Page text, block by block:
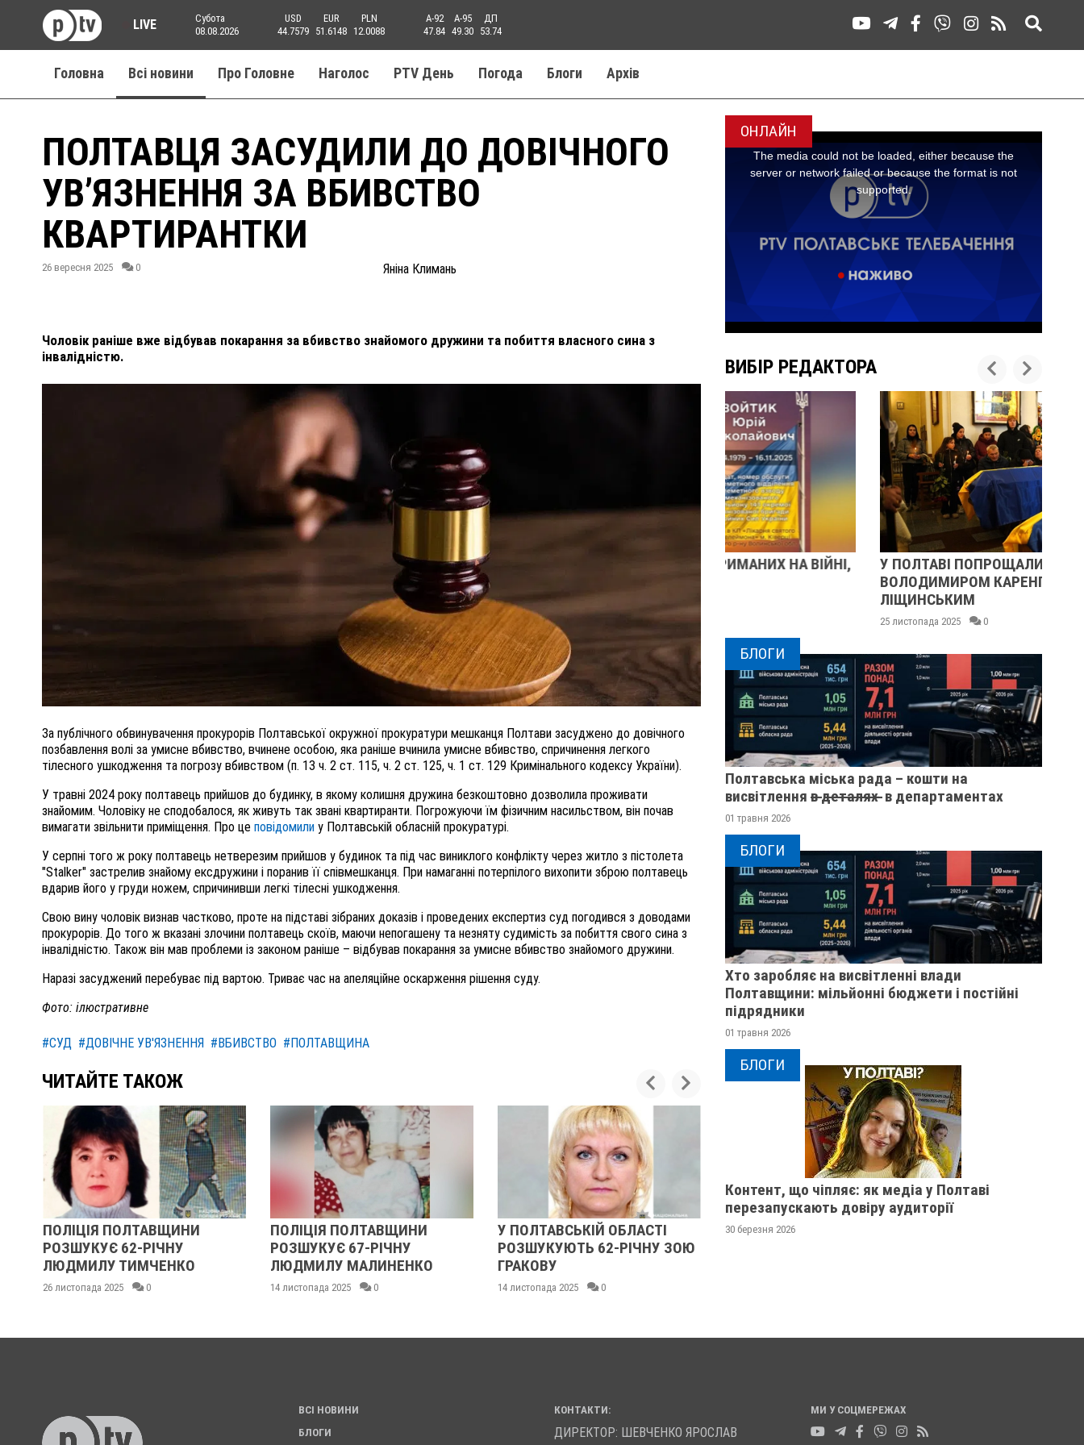
LIVE
Субота
08.08.2026
USD
44.7579
EUR
51.6148
PLN
12.0088
A-92
47.84
A-95
49.30
ДП
53.74
Головна Всі новини Про Головне Наголос PTV День Погода Блоги Aрхів
ПОЛТАВЦЯ ЗАСУДИЛИ ДО ДОВІЧНОГО
УВ’ЯЗНЕННЯ ЗА ВБИВСТВО
КВАРТИРАНТКИ
26 вересня 2025 0 Яніна Климань
Чоловік раніше вже відбував покарання за вбивство знайомого дружини та побиття власного сина з
інвалідністю.
За публічного обвинувачення прокурорів Полтавської окружної прокуратури мешканця Полтави засуджено до довічного
позбавлення волі за умисне вбивство, вчинене особою, яка раніше вчинила умисне вбивство, спричинення легкого
тілесного ушкодження та погрозу вбивством (п. 13 ч. 2 ст. 115, ч. 2 ст. 125, ч. 1 ст. 129 Кримінального кодексу України).
У травні 2024 року полтавець прийшов до будинку, в якому колишня дружина безкоштовно дозволила проживати
знайомим. Чоловіку не сподобалося, як живуть так звані квартиранти. Погрожуючи їм фізичним насильством, він почав
вимагати звільнити приміщення. Про це повідомили у Полтавській обласній прокуратурі.
У серпні того ж року полтавець нетверезим прийшов у будинок та під час виниклого конфлікту через житло з пістолета
"Stalker" застрелив знайому ексдружини і поранив її співмешканця. При намаганні потерпілого вихопити зброю полтавець
вдарив його у груди ножем, спричинивши легкі тілесні ушкодження.
Свою вину чоловік визнав частково, проте на підставі зібраних доказів і проведених експертиз суд погодився з доводами
прокурорів. До того ж вказані злочини полтавець скоїв, маючи непогашену та незняту судимість за побиття свого сина з
інвалідністю. Також він мав проблеми із законом раніше – відбував покарання за умисне вбивство знайомого дружини.
Наразі засуджений перебуває під вартою. Триває час на апеляційне оскарження рішення суду.
Фото: ілюстративне
#СУД #ДОВІЧНЕ УВ'ЯЗНЕННЯ #ВБИВСТВО #ПОЛТАВЩИНА
ЧИТАЙТЕ ТАКОЖ
ПОЛІЦІЯ ПОЛТАВЩИНИ
РОЗШУКУЄ 62-РІЧНУ
ЛЮДМИЛУ ТИМЧЕНКО
26 листопада 2025 0
ПОЛІЦІЯ ПОЛТАВЩИНИ
РОЗШУКУЄ 67-РІЧНУ
ЛЮДМИЛУ МАЛИНЕНКО
14 листопада 2025 0
У ПОЛТАВСЬКІЙ ОБЛАСТІ
РОЗШУКУЮТЬ 62-РІЧНУ ЗОЮ
ГРАКОВУ
14 листопада 2025 0
У ПОЛТАВСЬКІЙ ОБЛАСТІ
ОНЛАЙН
ВИБІР РЕДАКТОРА
ЛЮДМИЛУ ТИМЧЕНКО
ВНАСЛІДОК ПОРАНЕНЬ, ОТРИМАНИХ НА ВІЙНІ,
ПОМЕР ВОЇН ЮРІЙ ВОЙТИК
25 листопада 2025 0
У ПОЛТАВІ ПОПРОЩАЛИСЯ ІЗ ВІЙСЬКОВИМИ
ВОЛОДИМИРОМ КАРЕНГІНИМ ТА ОЛЕГОМ
БЛОГИ
Полтавська міська рада – кошти на
висвітлення в̶ ̶д̶е̶т̶а̶л̶я̶х̶ ̶ в департаментах
01 травня 2026
БЛОГИ
Хто заробляє на висвітленні влади
Полтавщини: мільйонні бюджети і постійні
підрядники
01 травня 2026
БЛОГИ
Контент, що чіпляє: як медіа у Полтаві
перезапускають довіру аудиторії
30 березня 2026
ВСІ НОВИНИ
БЛОГИ
КОНТАКТИ:
ДИРЕКТОР: ШЕВЧЕНКО ЯРОСЛАВ
МИ У СОЦМЕРЕЖАХ